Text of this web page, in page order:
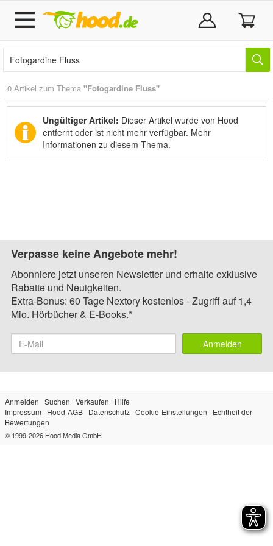
0 Artikel zum Thema "Fotogardine Fluss"
Ungültiger Artikel: Dieser Artikel wurde von Hood
entfernt oder ist nicht mehr verfügbar. Mehr
Informationen zu diesem Thema.
Verpasse keine Angebote mehr!
Abonniere jetzt unseren Newsletter und erhalte exklusive
Rabatte und Neuigkeiten.
Extra-Bonus: 60 Tage Nextory kostenlos - Zugriff auf 1,4
Mio. Hörbücher & E-Books.*
Anmelden
Anmelden Suchen Verkaufen
Hilfe
Impressum
Hood-AGB Datenschutz Cookie-Einstellungen
Echtheit der
Bewertungen
© 1999-2026 Hood Media GmbH